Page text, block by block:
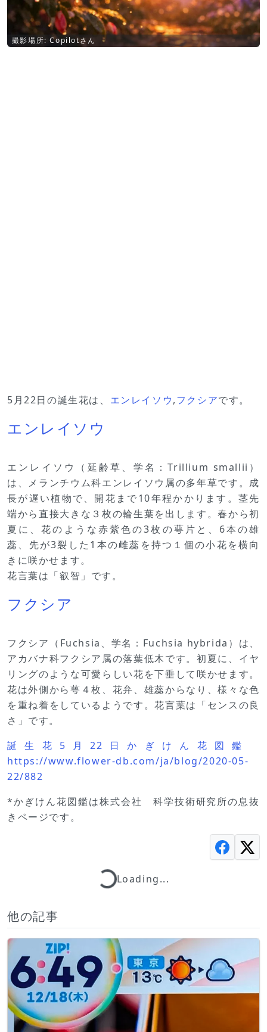
5月22日の誕生花は、 エンレイソウ,フクシアです。
エンレイソウ
エンレイソウ（延齢草、学名：Trillium smallii）
は、メランチウム科エンレイソウ属の多年草です。成
長が遅い植物で、開花まで10年程かかります。茎先
端から直接大きな３枚の輪生葉を出します。春から初
夏に、花のような赤紫色の3枚の萼片と、6本の雄
蕊、先が3裂した1本の雌蕊を持つ１個の小花を横向
きに咲かせます。
花言葉は「叡智」です。
フクシア
フクシア（Fuchsia、学名：Fuchsia hybrida）は、
アカバナ科フクシア属の落葉低木です。初夏に、イヤ
リングのような可愛らしい花を下垂して咲かせます。
花は外側から萼４枚、花弁、雄蕊からなり、様々な色
を重ね着をしているようです。花言葉は「センスの良
さ」です。
誕生花5月22日かぎけん花図鑑
https://www.flower-db.com/ja/blog/2020-05-
22/882
*かぎけん花図鑑は株式会社 科学技術研究所の息抜
きページです。
撮影場所: Copilotさん
Loading...Loading...
他の記事